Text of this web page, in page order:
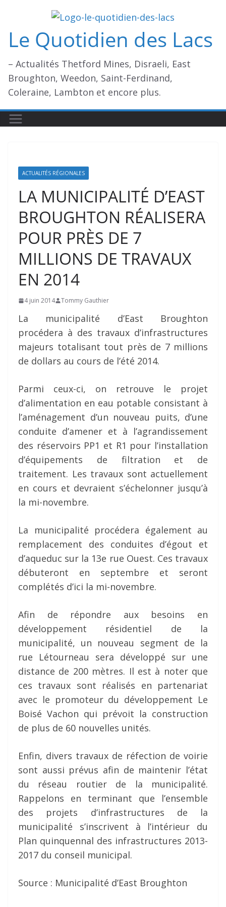
contenu
Le Quotidien des Lacs
– Actualités Thetford Mines, Disraeli, East
Broughton, Weedon, Saint-Ferdinand,
Coleraine, Lambton et encore plus.
ACTUALITÉS RÉGIONALES
LA MUNICIPALITÉ D’EAST
BROUGHTON RÉALISERA
POUR PRÈS DE 7
MILLIONS DE TRAVAUX
EN 2014
4 juin 2014 Tommy Gauthier
La municipalité d’East Broughton
procédera à des travaux d’infrastructures
majeurs totalisant tout près de 7 millions
de dollars au cours de l’été 2014.
Parmi ceux-ci, on retrouve le projet
d’alimentation en eau potable consistant à
l’aménagement d’un nouveau puits, d’une
conduite d’amener et à l’agrandissement
des réservoirs PP1 et R1 pour l’installation
d’équipements de filtration et de
traitement. Les travaux sont actuellement
en cours et devraient s’échelonner jusqu’à
la mi-novembre.
La municipalité procédera également au
remplacement des conduites d’égout et
d’aqueduc sur la 13e rue Ouest. Ces travaux
débuteront en septembre et seront
complétés d’ici la mi-novembre.
Afin de répondre aux besoins en
développement résidentiel de la
municipalité, un nouveau segment de la
rue Létourneau sera développé sur une
distance de 200 mètres. Il est à noter que
ces travaux sont réalisés en partenariat
avec le promoteur du développement Le
Boisé Vachon qui prévoit la construction
de plus de 60 nouvelles unités.
Enfin, divers travaux de réfection de voirie
sont aussi prévus afin de maintenir l’état
du réseau routier de la municipalité.
Rappelons en terminant que l’ensemble
des projets d’infrastructures de la
municipalité s’inscrivent à l’intérieur du
Plan quinquennal des infrastructures 2013-
2017 du conseil municipal.
Source : Municipalité d’East Broughton